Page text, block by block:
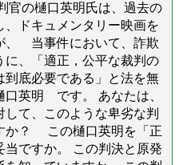
の樋口英明氏は、過去の
ドキュメンタリー映画を
、 当事件において、詐欺
に、「適正，公平な裁判の
到底必要である」と法を無
口英明 です。 あなたは、
て、このような卑劣な判
か？ この樋口英明を「正
ですか。 この判決と原発